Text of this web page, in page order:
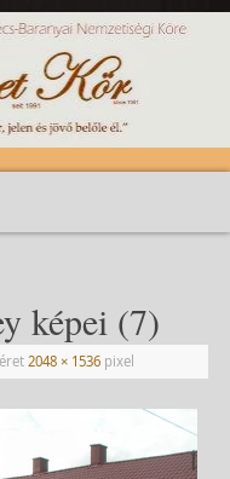
képei (7)
2048 × 1536pixel